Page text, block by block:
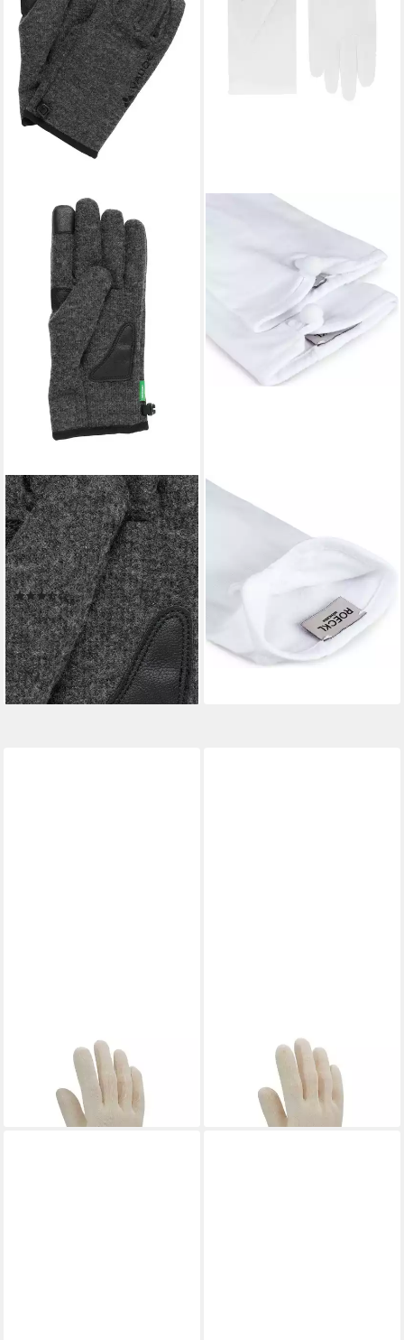
VAUDE
Multisporthandschuhe
RHONEN GLOVES V für
Wandern, aus Polyester, Wolle
und Polyamid, angenehme
Wärme
(2)
ab 30,99 € UVP38,00 €
-18%
lieferbar - in 1-2 Werktagen bei dir
ROECKL
Strickhandschuhe
STRICKHANDSCHUHE
lieferbar - in 4-5 Werktagen bei dir
Arbeitshandschuhe (12-St)
12,00 €
lieferbar - in 2-3 Werktagen bei dir
Arbeitshandschuhe (12-St)
lieferbar - in 2-3 Werktagen bei dir